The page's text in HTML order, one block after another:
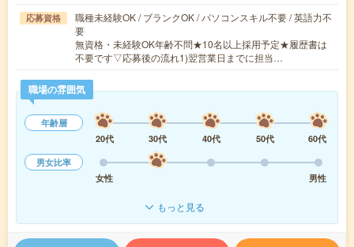
応募資格
職種未経験OK / ブランクOK / パソコンスキル不要 / 英語力不
要
無資格・未経験OK年齢不問★10名以上採用予定★履歴書は
不要です▽応募後の流れ1)翌営業日までに担当…
職場の雰囲気
年齢層
20代
30代 40代 50代
60代
男女比率
女性
男性
もっと見る